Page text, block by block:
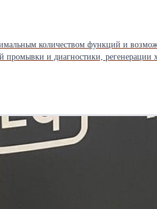
количеством функций и
и диагностики, регенерации
(BEV) и гибридных
заправки PAG/POE масла и
качества.